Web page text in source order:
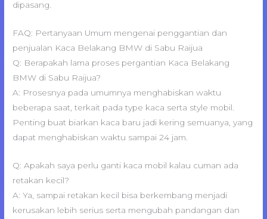
dipasang.
FAQ: Pertanyaan Umum mengenai penggantian dan
penjualan Kaca Belakang BMW di Sabu Raijua
Q: Berapakah lama proses pergantian Kaca Belakang
BMW di Sabu Raijua?
A: Prosesnya pada umumnya menghabiskan waktu
beberapa saat, terkait pada type kaca serta style mobil.
Penting buat biarkan kaca baru jadi kering semuanya, yang
dapat menghabiskan waktu sampai 24 jam.
Q: Apakah saya perlu ganti kaca mobil kalau cuman ada
retakan kecil?
A: Ya, sampai retakan kecil bisa berkembang menjadi
kerusakan lebih serius serta mengubah pandangan dan